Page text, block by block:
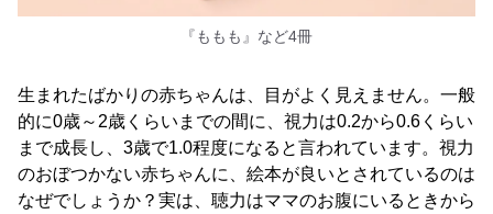
『ももも』など4冊
生まれたばかりの赤ちゃんは、目がよく見えません。一般
的に0歳～2歳くらいまでの間に、視力は0.2から0.6くらい
まで成長し、3歳で1.0程度になると言われています。視力
のおぼつかない赤ちゃんに、絵本が良いとされているのは
なぜでしょうか？実は、聴力はママのお腹にいるときから